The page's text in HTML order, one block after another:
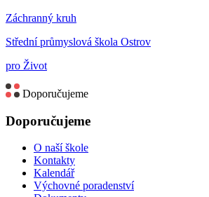
Záchranný kruh
Střední průmyslová škola Ostrov
pro Život
Doporučujeme
Doporučujeme
O naší škole
Kontakty
Kalendář
Výchovné poradenství